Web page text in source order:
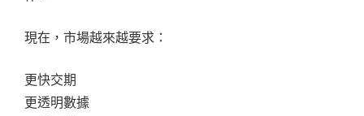
現在，市場越來越要求：
更快交期
更透明數據